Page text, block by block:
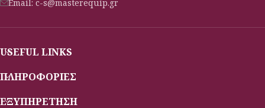
Email: c-s@masterequip.gr
USEFUL LINKS
ΠΛΗΡΟΦΟΡΙΕΣ
ΕΞΥΠΗΡΕΤΗΣΗ